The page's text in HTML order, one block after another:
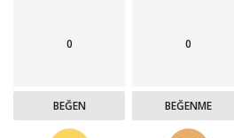
0
BEĞEN
0
BEĞENME